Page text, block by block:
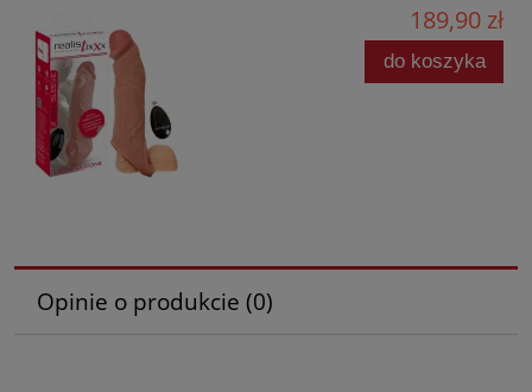
189,90 zł
do koszyka
Opinie o produkcie (0)